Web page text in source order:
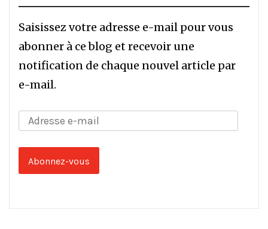
Saisissez votre adresse e-mail pour vous
abonner à ce blog et recevoir une
notification de chaque nouvel article par
e-mail.
Adresse
mail
Abonnez-vous